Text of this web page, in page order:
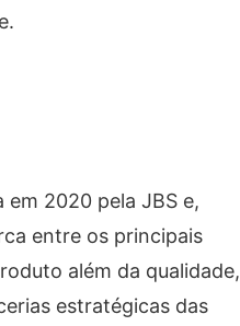
2020 pela JBS e,
entre os principais
além da qualidade,
estratégicas das